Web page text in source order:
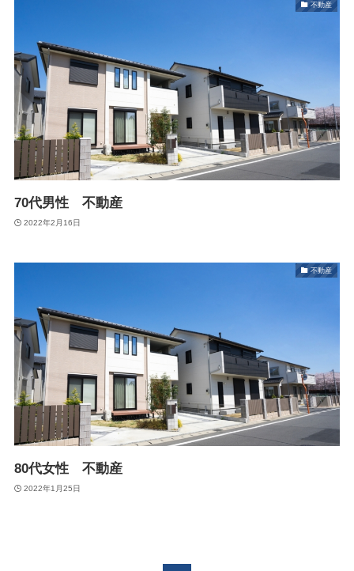
不動産
70代男性 不動産
2022年2月16日
不動産
80代女性 不動産
2022年1月25日